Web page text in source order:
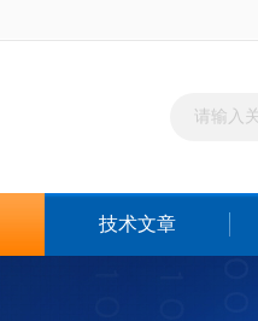
技术文章